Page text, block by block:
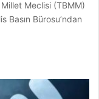
Meclisi (TBMM)
Basın Bürosu’ndan